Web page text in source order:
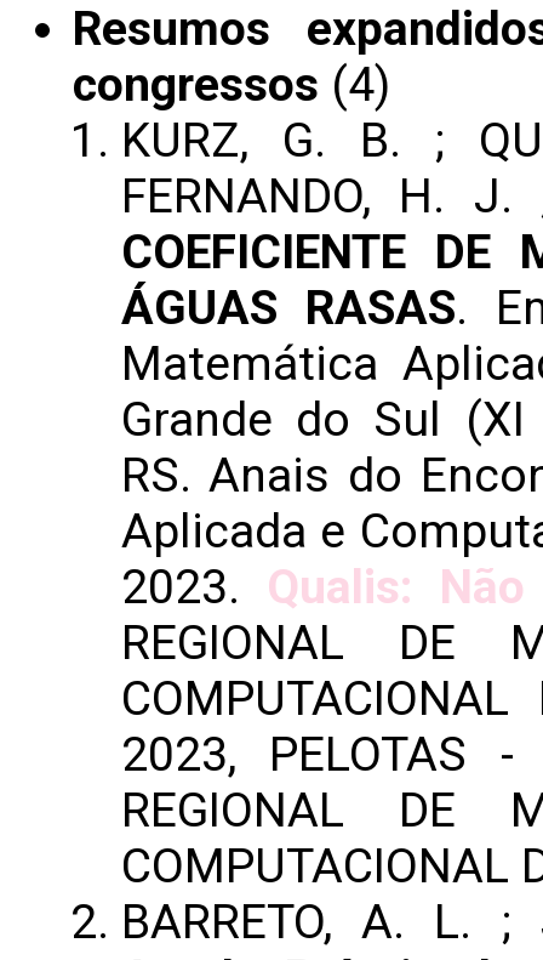
Resumos
congressos (4)
KURZ, G. B. ;
FERNANDO, H.
COEFICIENTE DE
ÁGUAS RASAS.
Matemática
Grande do Sul (XI
RS. Anais do
Aplicada e
2023. Qualis:
REGIONAL DE
2023, PELOTAS -
REGIONAL DE
COMPUTACIONAL
BARRETO, A. L.